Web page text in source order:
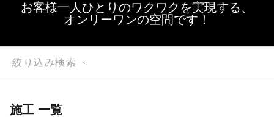
お客様一人ひとりのワクワクを実現する、
オンリーワンの空間です！
絞り込み検索
施工 一覧